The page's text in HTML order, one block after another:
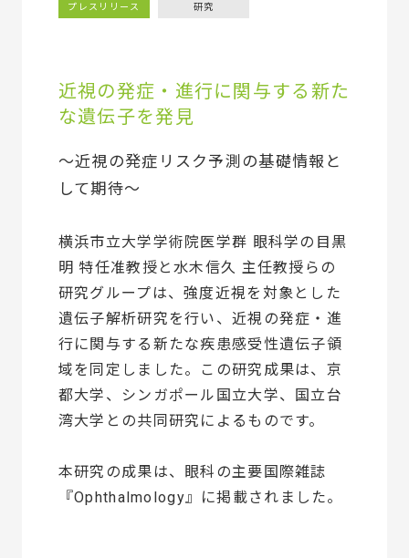
プレスリリース 研究
近視の発症・進行に関与する新た
な遺伝子を発見
～近視の発症リスク予測の基礎情報と
して期待～
横浜市立大学学術院医学群 眼科学の目黒
明 特任准教授と水木信久 主任教授らの
研究グループは、強度近視を対象とした
遺伝子解析研究を行い、近視の発症・進
行に関与する新たな疾患感受性遺伝子領
域を同定しました。この研究成果は、京
都大学、シンガポール国立大学、国立台
湾大学との共同研究によるものです。
本研究の成果は、眼科の主要国際雑誌
『Ophthalmology』に掲載されました。